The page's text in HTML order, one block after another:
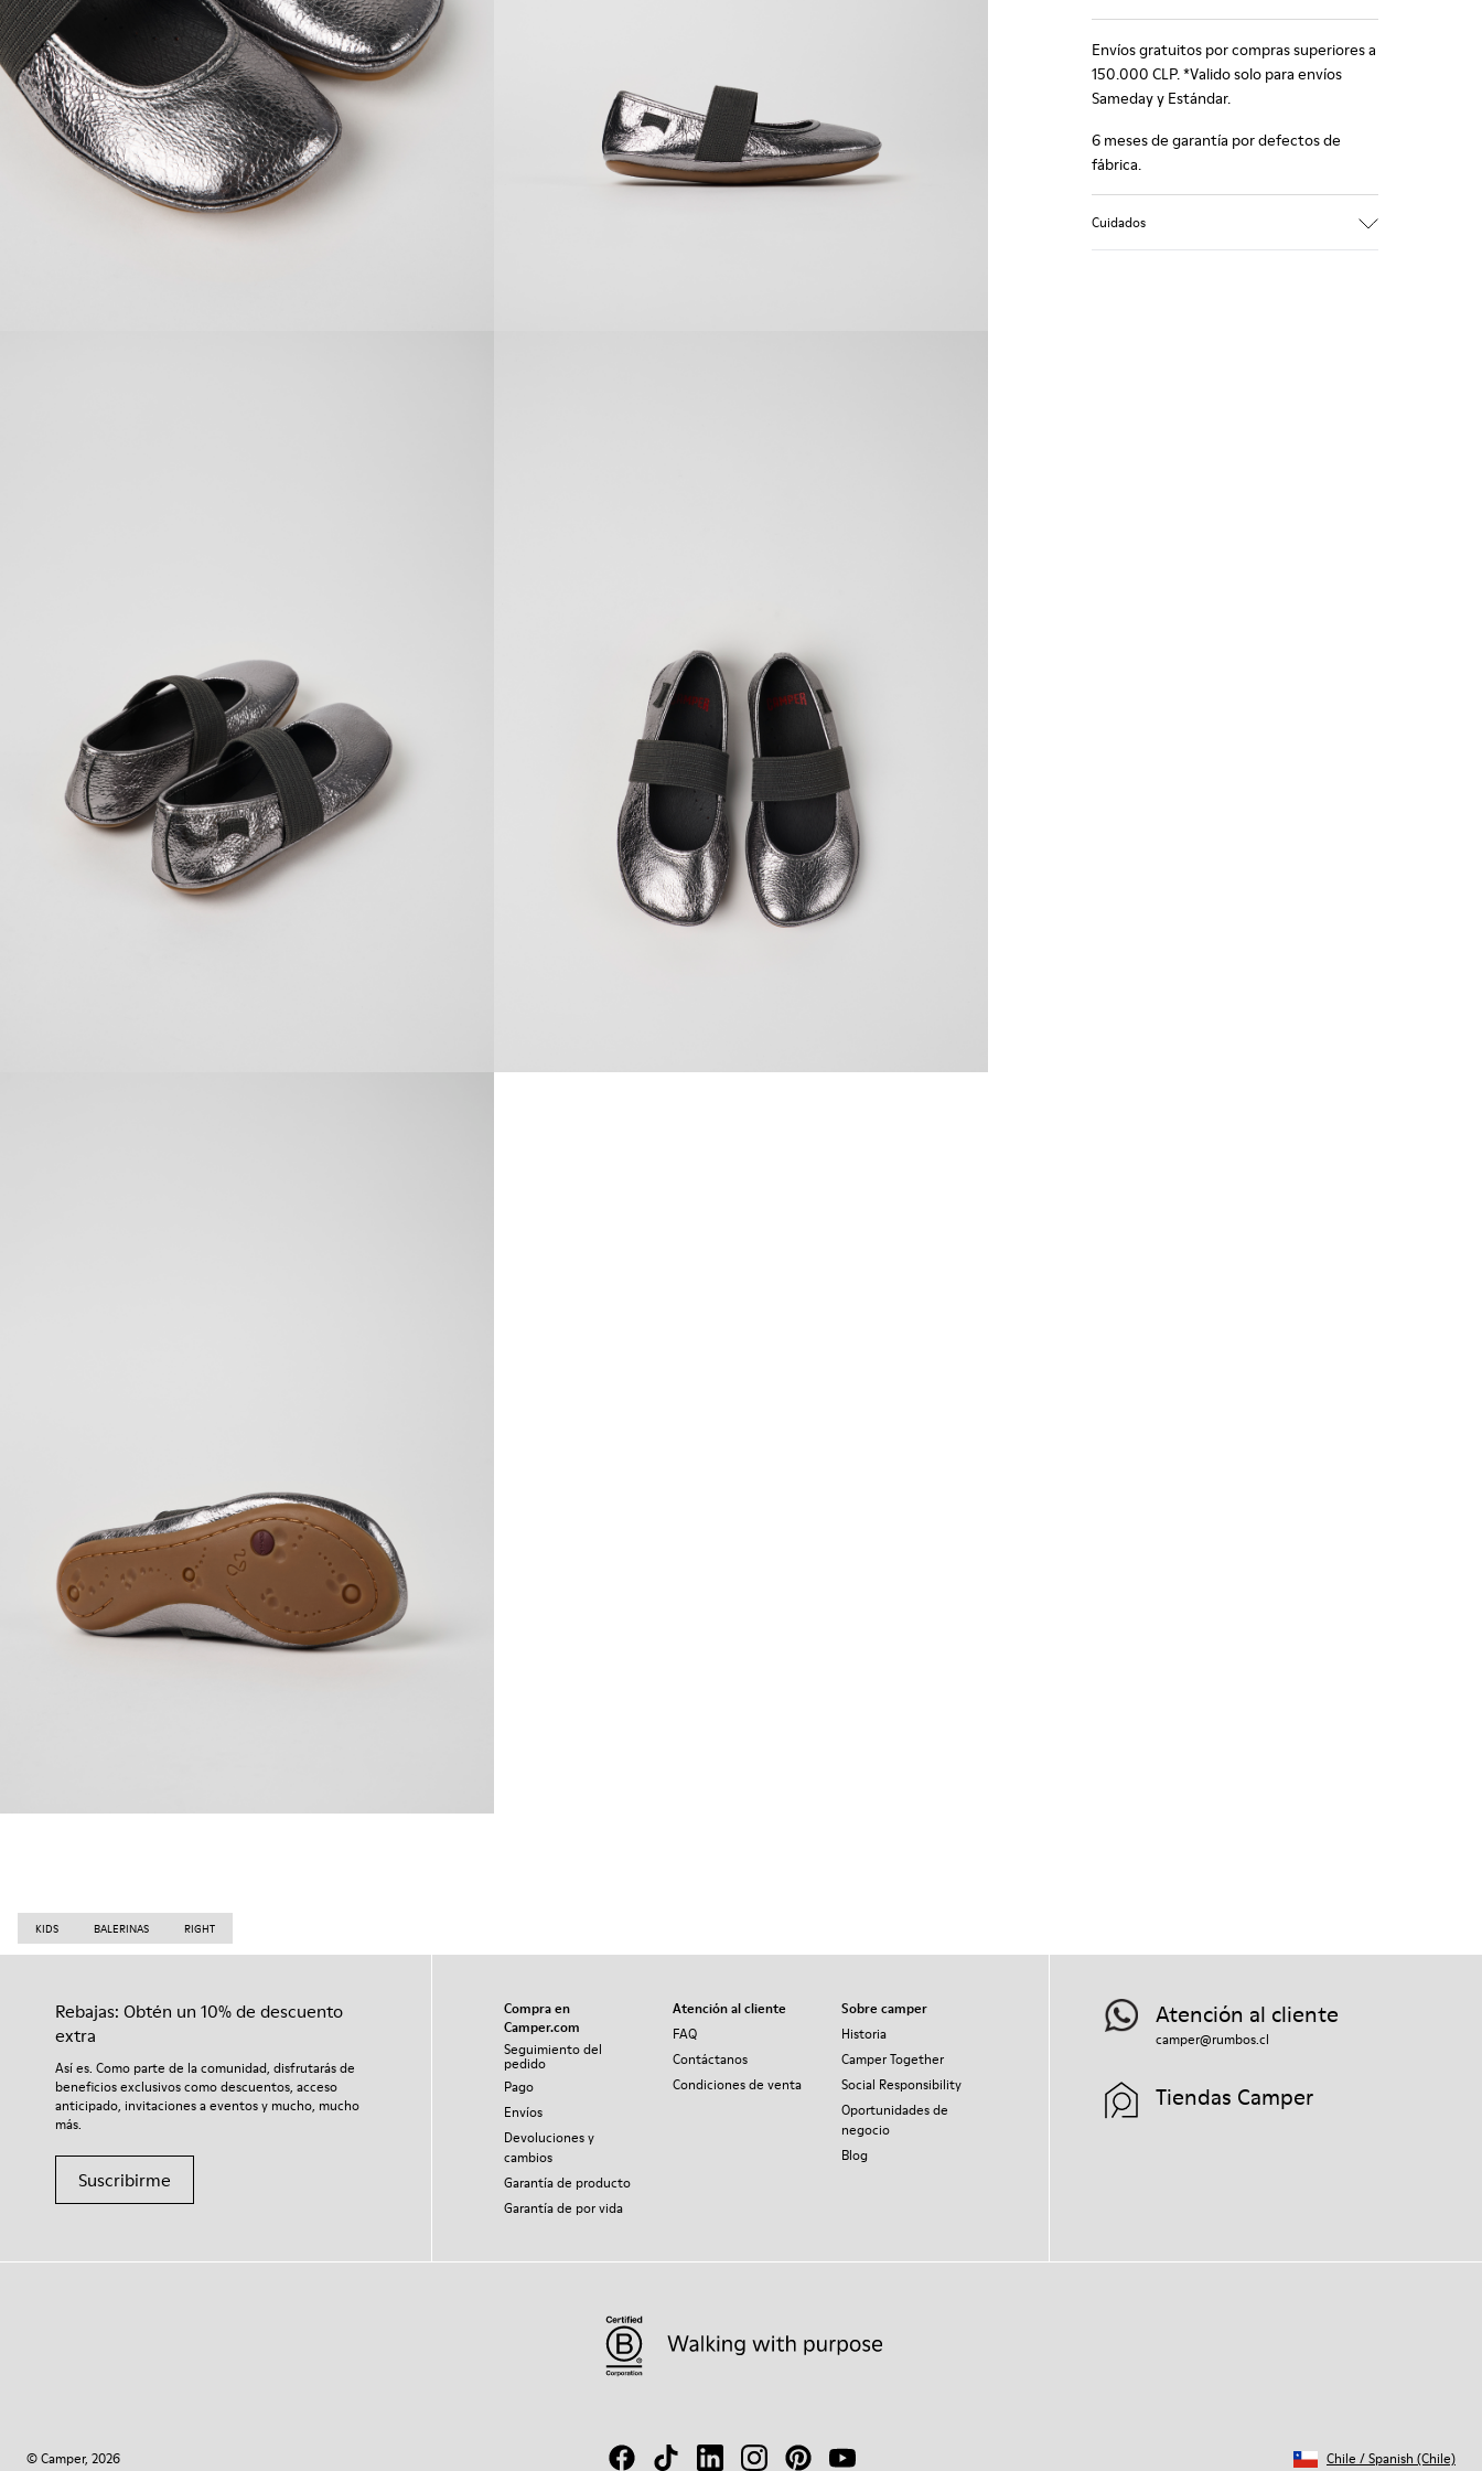
Envíos gratuitos por compras superiores a
150.000 CLP. *Valido solo para envíos
Sameday y Estándar.
6 meses de garantía por defectos de
fábrica.
Cuidados
KIDS BALERINAS RIGHT
Rebajas: Obtén un 10% de descuento
extra
Así es. Como parte de la comunidad, disfrutarás de
beneficios exclusivos como descuentos, acceso
anticipado, invitaciones a eventos y mucho, mucho
más.
Suscribirme
Compra en
Camper.com
Seguimiento del
pedido
Pago
Envíos
Devoluciones y
cambios
Garantía de producto
Garantía de por vida
Atención al cliente
FAQ
Contáctanos
Condiciones de venta
Sobre camper
Historia
Camper Together
Social Responsibility
Oportunidades de
negocio
Blog
Atención al cliente
camper@rumbos.cl
Tiendas Camper
© Camper, 2026 Chile /Spanish (Chile)